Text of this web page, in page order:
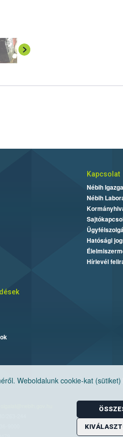
Weboldalunk cookie-kat
Kapcsolat
Nébih
Nébih
Hatósági
Hírlevél